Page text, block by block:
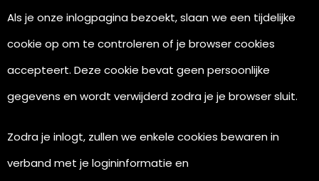
Als je onze inlogpagina bezoekt, slaan we een tijdelijke
cookie op om te controleren of je browser cookies
accepteert. Deze cookie bevat geen persoonlijke
gegevens en wordt verwijderd zodra je je browser sluit.
Zodra je inlogt, zullen we enkele cookies bewaren in
verband met je logininformatie en